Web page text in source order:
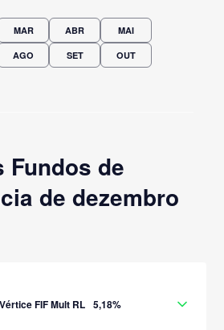
MAR ABR MAI
AGO SET OUT
Fundos de
de dezembro
FIF Mult RL 5,18%